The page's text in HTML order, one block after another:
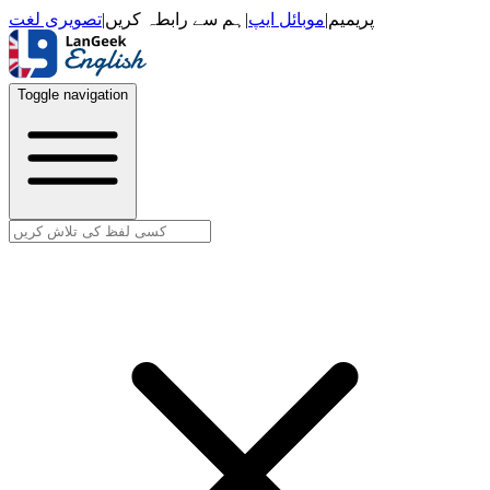
پریمیم|موبائل ایپ| ہم سے رابطہ کریں|تصویری لغت
Toggle navigation